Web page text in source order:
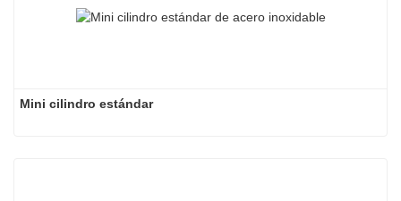
Mini cilindro estándar